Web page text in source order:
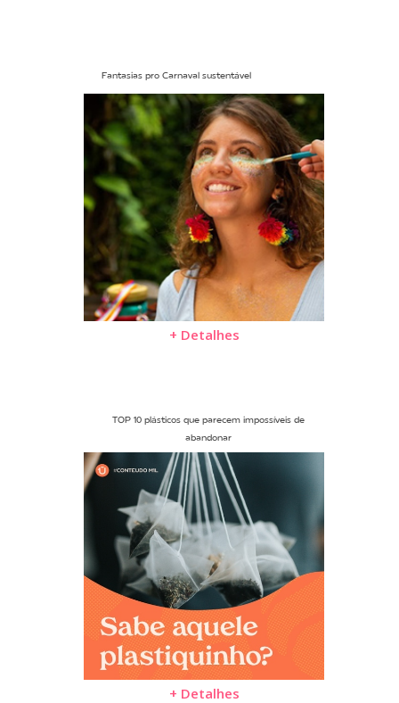
Fantasias pro Carnaval sustentável
+ Detalhes
TOP 10 plásticos que parecem impossíveis de
abandonar
+ Detalhes